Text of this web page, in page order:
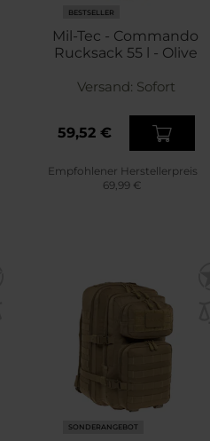
BESTSELLER
Mil-Tec - Commando
Rucksack 55 l - Olive
Versand: Sofort
59,52 €
Empfohlener Herstellerpreis
69,99 €
SONDERANGEBOT